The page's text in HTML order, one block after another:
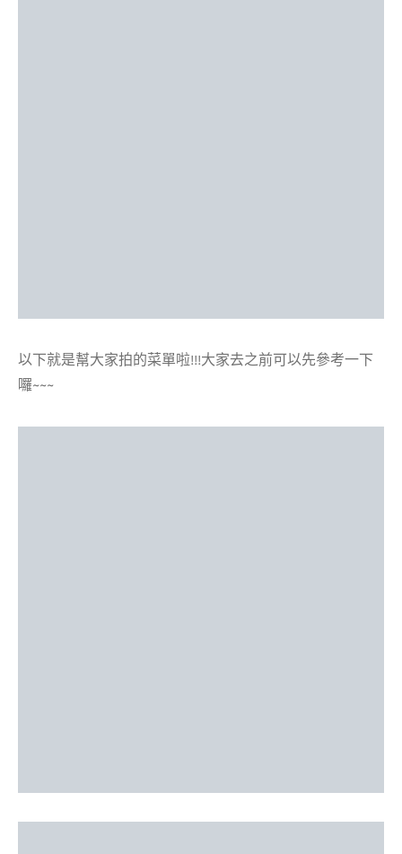
以下就是幫大家拍的菜單啦!!!大家去之前可以先參考一下
囉~~~